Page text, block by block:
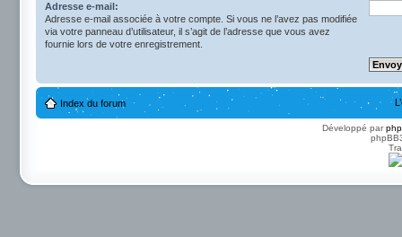
Adresse e-mail:
Adresse e-mail associée à votre compte. Si vous ne l’avez pas modifiée
via votre panneau d’utilisateur, il s’agit de l’adresse que vous avez
fournie lors de votre enregistrement.
Index du forum
Développé par